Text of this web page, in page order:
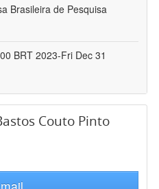
Brasileira de Pesquisa
BRT 2023-Fri Dec 31
Couto Pinto